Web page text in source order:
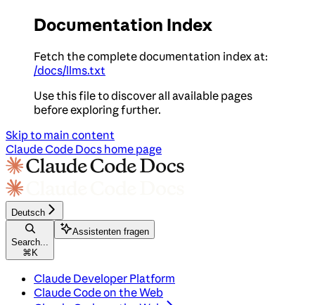
Documentation Index
Fetch the complete documentation index at:
/docs/llms.txt
Use this file to discover all available pages
before exploring further.
Skip to main content
Claude Code Docs home page
Deutsch
Search...
⌘ K
Assistenten fragen
Claude Developer Platform
Claude Code on the Web